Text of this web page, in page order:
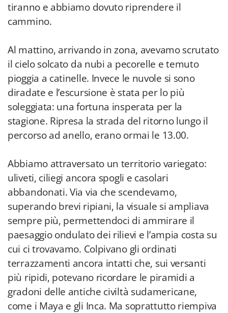
tiranno e abbiamo dovuto riprendere il
cammino.
Al mattino, arrivando in zona, avevamo scrutato
il cielo solcato da nubi a pecorelle e temuto
pioggia a catinelle. Invece le nuvole si sono
diradate e l’escursione è stata per lo più
soleggiata: una fortuna insperata per la
stagione. Ripresa la strada del ritorno lungo il
percorso ad anello, erano ormai le 13.00.
Abbiamo attraversato un territorio variegato:
uliveti, ciliegi ancora spogli e casolari
abbandonati. Via via che scendevamo,
superando brevi ripiani, la visuale si ampliava
sempre più, permettendoci di ammirare il
paesaggio ondulato dei rilievi e l’ampia costa su
cui ci trovavamo. Colpivano gli ordinati
terrazzamenti ancora intatti che, sui versanti
più ripidi, potevano ricordare le piramidi a
gradoni delle antiche civiltà sudamericane,
come i Maya e gli Inca. Ma soprattutto riempiva